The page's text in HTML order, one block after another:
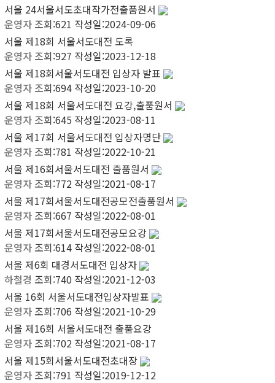
서울 24서울서도초대작가전출품원서
운영자 조회:621 작성일:2024-09-06
서울 제18회 서울서도대전 도록
운영자 조회:927 작성일:2023-12-18
서울 제18회서울서도대전 입상자 발표
운영자 조회:694 작성일:2023-10-20
서울 제18회 서울서도대전 요강,출품원서
운영자 조회:645 작성일:2023-08-11
서울 제17회 서울서도대전 입상자명단
운영자 조회:781 작성일:2022-10-21
서울 제16회서울서도대전 출품원서
운영자 조회:772 작성일:2021-08-17
서울 제17회서울서도대전공모전출품원서
운영자 조회:667 작성일:2022-08-01
서울 제17회서울서도대전공모요강
운영자 조회:614 작성일:2022-08-01
서울 제6회 대경서도대전 입상자
하철경 조회:740 작성일:2021-12-03
서울 16회 서울서도대전입상자발표
운영자 조회:706 작성일:2021-10-29
서울 제16회 서울서도대전 출품요강
운영자 조회:702 작성일:2021-08-17
서울 제15회서울서도대전초대장
운영자 조회:791 작성일:2019-12-12